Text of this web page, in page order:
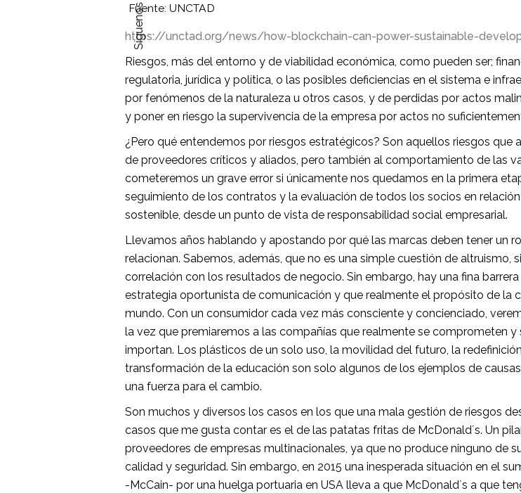
Síguenos
Fuente: UNCTAD
https://unctad.org/news/how-blockchain-can-power-sustainable-
Riesgos, más del entorno y de viabilidad económica, como pueden ser;
regulatoria, jurídica y política, o las posibles deficiencias en el sistema e
por fenómenos de la naturaleza u otros casos, y de perdidas por actos
y poner en riesgo la supervivencia de la empresa por actos no
¿Pero qué entendemos por riesgos estratégicos? Son aquellos riesgos
de proveedores críticos y aliados, pero también al comportamiento de las
cometeremos un grave error si únicamente nos quedamos en la primera
seguimiento de los contratos y la evaluación de todos los socios en
sostenible, desde un punto de vista de responsabilidad social empresarial.
Llevamos años hablando y apostando por qué las marcas deben tener un
relacionan. Sabemos, además, que no es una simple cuestión de altruismo,
correlación con los resultados de negocio. Sin embargo, hay una fina
estrategia oportunista de comunicación y que realmente el propósito de la
mundo. Con un consumidor cada vez más consciente y concienciado,
la vez que premiaremos a las compañías que realmente se comprometen y
importan. Los plásticos de un solo uso, la movilidad del futuro, la
transformación de la educación son solo algunos de los ejemplos de
una fuerza para el cambio.
Son muchos y diversos los casos en los que una mala gestión de riesgos
casos que me gusta contar es el de las patatas fritas de McDonald´s. Un
proveedores de empresas multinacionales, ya que no produce ninguno de
calidad y seguridad. Sin embargo, en 2015 una inesperada situación en el
-McCain- por una huelga portuaria en USA lleva a que McDonald´s a que